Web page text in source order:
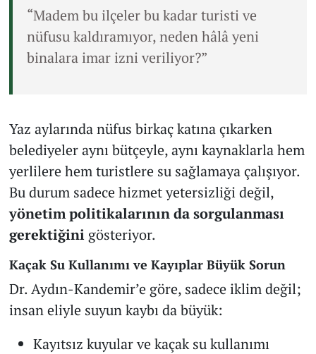
“Madem bu ilçeler bu kadar turisti ve
nüfusu kaldıramıyor, neden hâlâ yeni
binalara imar izni veriliyor?”
Yaz aylarında nüfus birkaç katına çıkarken
belediyeler aynı bütçeyle, aynı kaynaklarla hem
yerlilere hem turistlere su sağlamaya çalışıyor.
Bu durum sadece hizmet yetersizliği değil,
yönetim politikalarının da sorgulanması
gerektiğinigösteriyor.
Kaçak Su Kullanımı ve Kayıplar Büyük Sorun
Dr. Aydın-Kandemir’e göre, sadece iklim değil;
insan eliyle suyun kaybı da büyük:
Kayıtsız kuyular ve kaçak su kullanımı